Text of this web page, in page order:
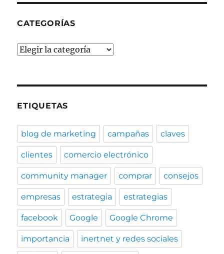
CATEGORÍAS
Categorías
ETIQUETAS
blog de marketing campañas claves
clientes comercio electrónico
community manager comprar consejos
empresas estrategia estrategias
facebook Google Google Chrome
importancia inertnet y redes sociales